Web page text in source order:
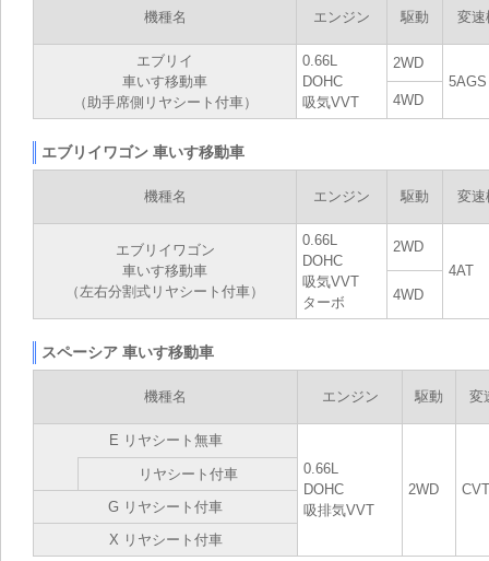
機種名 エンジン 駆動 変速
エブリイ
車いす移動車
（助手席側リヤシート付車）
0.66L
DOHC
吸気VVT
2WD
5AGS
4WD
エブリイワゴン 車いす移動車
機種名 エンジン 駆動 変速
エブリイワゴン
車いす移動車
（左右分割式リヤシート付車）
0.66L
DOHC
吸気VVT
ターボ
2WD
4AT
4WD
スペーシア 車いす移動車
機種名 エンジン 駆動 変
E リヤシート無車
0.66L
DOHC
吸排気VVT
2WD CVT
リヤシート付車
G リヤシート付車
X リヤシート付車